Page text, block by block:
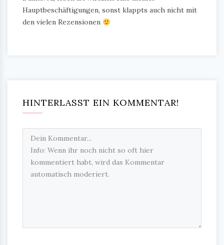
Hauptbeschäftigungen, sonst klappts auch nicht mit
den vielen Rezensionen
HINTERLASST EIN KOMMENTAR!